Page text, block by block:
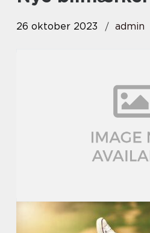
26 oktober 2023 admin